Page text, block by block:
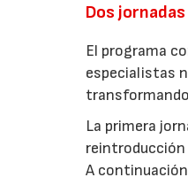
Dos
El programa
especialistas
La primera
reintroducción
A